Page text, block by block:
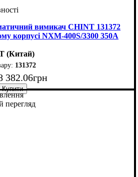
вимикач CHINT 131372
корпусі NXM-400S/3300 350A
(Китай)
131372
382.06грн
: автомат
струм, А
полюсів
здатність, kA
NXM